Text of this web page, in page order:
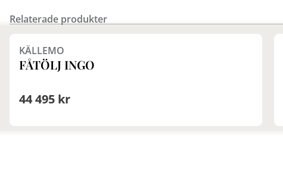
Relaterade produkter Finns i fler val (4)
KÄLLEMO
FÅTÖLJ INGO
44 495 kr